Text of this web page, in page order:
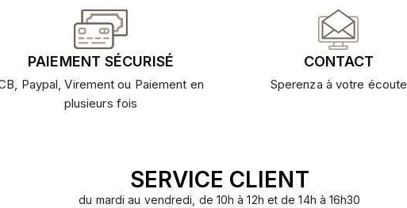
PAIEMENT SÉCURISÉ
Paypal, Virement ou Paiement en
plusieurs fois
CONTACT
Sperenza à votre écoute
SERVICE CLIENT
du mardi au vendredi, de 10h à 12h et de 14h à 16h30